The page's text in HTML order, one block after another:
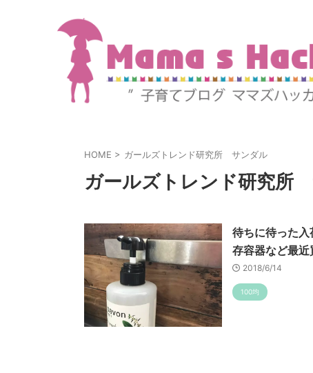
HOME > ガールズトレンド研究所 サンダル
ガールズトレンド研究所
待ちに待った
存容器など最
2018/6/14
100均